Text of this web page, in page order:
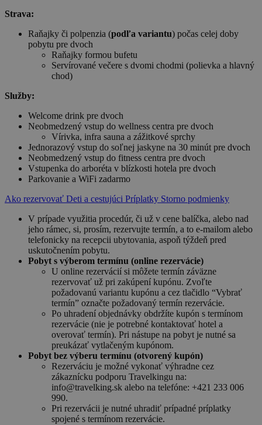
Strava:
Raňajky či polpenzia (podľa variantu) počas celej doby
pobytu pre dvoch
Raňajky formou bufetu
Servírované večere s dvomi chodmi (polievka a hlavný
chod)
Služby:
Welcome drink pre dvoch
Neobmedzený vstup do wellness centra pre dvoch
Vírivka, infra sauna a zážitkové sprchy
Jednorazový vstup do soľnej jaskyne na 30 minút pre dvoch
Neobmedzený vstup do fitness centra pre dvoch
Vstupenka do arboréta v blízkosti hotela pre dvoch
Parkovanie a WiFi zadarmo
Ako rezervovať Deti a cestujúci Príplatky Storno podmienky
V prípade využitia procedúr, či už v cene balíčka, alebo nad
jeho rámec, si, prosím, rezervujte termín, a to e-mailom alebo
telefonicky na recepcii ubytovania, aspoň týždeň pred
uskutočnením pobytu.
Pobyt s výberom termínu (online rezervácie)
U online rezervácií si môžete termín záväzne
rezervovať už pri zakúpení kupónu. Zvoľte
požadovanú variantu kupónu a cez tlačidlo “Vybrať
termín” označte požadovaný termín rezervácie.
Po uhradení objednávky obdržíte kupón s termínom
rezervácie (nie je potrebné kontaktovať hotel a
overovať termín). Pri nástupe na pobyt je nutné sa
preukázať vytlačeným kupónom.
Pobyt bez výberu termínu (otvorený kupón)
Rezerváciu je možné vykonať výhradne cez
zákaznícku podporu Travelkingu na:
info@travelking.sk alebo na telefóne: +421 233 006
990.
Pri rezervácii je nutné uhradiť prípadné príplatky
spojené s termínom rezervácie.